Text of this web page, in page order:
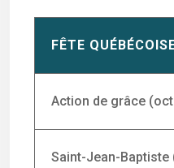
FÊTE
Action de grâce
Saint-Jean-Baptiste